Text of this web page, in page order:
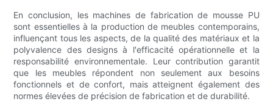
En conclusion, les machines de fabrication de mousse PU
sont essentielles à la production de meubles contemporains,
influençant tous les aspects, de la qualité des matériaux et la
polyvalence des designs à l'efficacité opérationnelle et la
responsabilité environnementale. Leur contribution garantit
que les meubles répondent non seulement aux besoins
fonctionnels et de confort, mais atteignent également des
normes élevées de précision de fabrication et de durabilité.